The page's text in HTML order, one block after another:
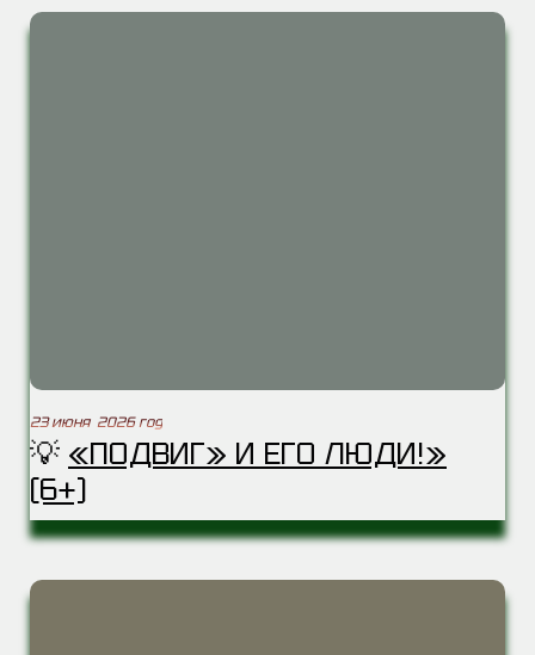
23 июня 2026 год
💡 «ПОДВИГ» И ЕГО ЛЮДИ!»
(6+)